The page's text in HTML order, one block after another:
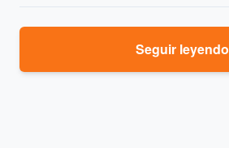
Seguir leyendo